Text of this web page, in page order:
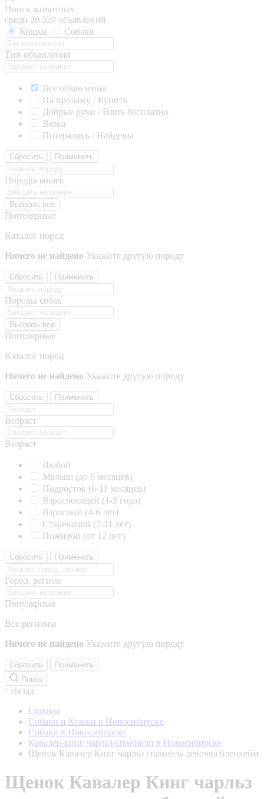
Поиск животных
среди 20 329 объявлений
Кошки
Собаки
Тип объявления
Все объявления
На продажу / Купить
Добрые руки / Взять бесплатно
Вязка
Потерялись / Найдены
Сбросить Применить
Породы кошек
Выбрать все
Популярные
Каталог пород
Ничего не найдено Укажите другую породу
Сбросить Применить
Породы собак
Выбрать все
Популярные
Каталог пород
Ничего не найдено Укажите другую породу
Сбросить Применить
Возраст
Возраст
Любой
Малыш (до 6 месяцев)
Подросток (6-11 месяцев)
Взрослеющий (1-3 года)
Взрослый (4-6 лет)
Стареющий (7-11 лет)
Пожилой (от 12 лет)
Сбросить Применить
Город, регион
Популярные
Все регионы
Ничего не найдено Укажите другую породу
Сбросить
Применить
Поиск
Назад
Главная
Собаки и Кошки в Новосибирске
Собаки в Новосибирске
Кавалер-кинг-чарльз-спаниели в Новосибирске
Щенок Кавалер Кинг чарльз спаниель девочка бленхейм
Щенок Кавалер Кинг чарльз